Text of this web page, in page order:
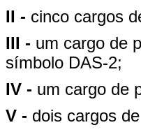
II - cinco cargos
III - um cargo de
símbolo DAS-2;
IV - um cargo de
V - dois cargos